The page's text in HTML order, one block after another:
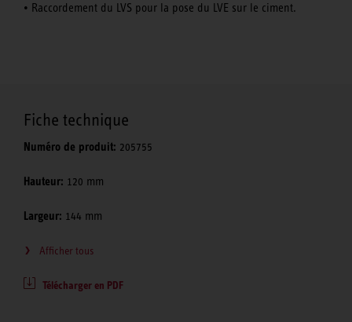
• Raccordement du LVS pour la pose du LVE sur le ciment.
Fiche technique
Numéro de produit: 205755
Hauteur: 120 mm
Largeur: 144 mm
Afficher tous
Télécharger en PDF